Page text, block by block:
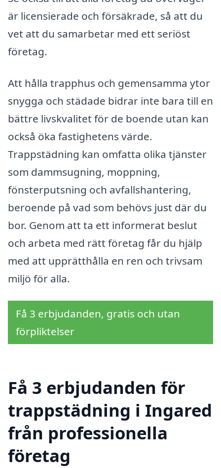
är licensierade och försäkrade, så att du
vet att du samarbetar med ett seriöst
företag.
Att hålla trapphus och gemensamma ytor
snygga och städade bidrar inte bara till en
bättre livskvalitet för de boende utan kan
också öka fastighetens värde.
Trappstädning kan omfatta olika tjänster
som dammsugning, moppning,
fönsterputsning och avfallshantering,
beroende på vad som behövs just där du
bor. Genom att ta ett informerat beslut
och arbeta med rätt företag får du hjälp
med att upprätthålla en ren och trivsam
miljö för alla.
Få 3 erbjudanden, gratis och utan
förpliktelser
Få 3 erbjudanden för
trappstädning i Ingared
från professionella
företag